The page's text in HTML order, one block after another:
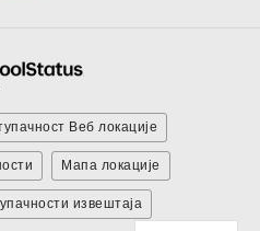
Веб локације
Мапа локације
извештаја